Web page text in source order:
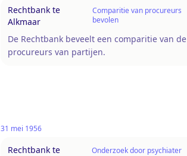
Rechtbank te
Alkmaar
Comparitie van procureurs
bevolen
De Rechtbank beveelt een comparitie van de
procureurs van partijen.
31 mei 1956
Rechtbank te
Onderzoek door psychiater